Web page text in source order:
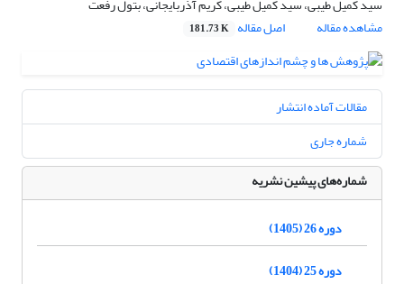
سید کمیل طیبی، سید کمیل طیبی، کریم آذربایجانی، بتول رفعت
مشاهده مقاله
اصل مقاله 181.73 K
مقالات آماده انتشار
شماره جاری
شماره‌های پیشین نشریه
دوره 26 (1405)
دوره 25 (1404)